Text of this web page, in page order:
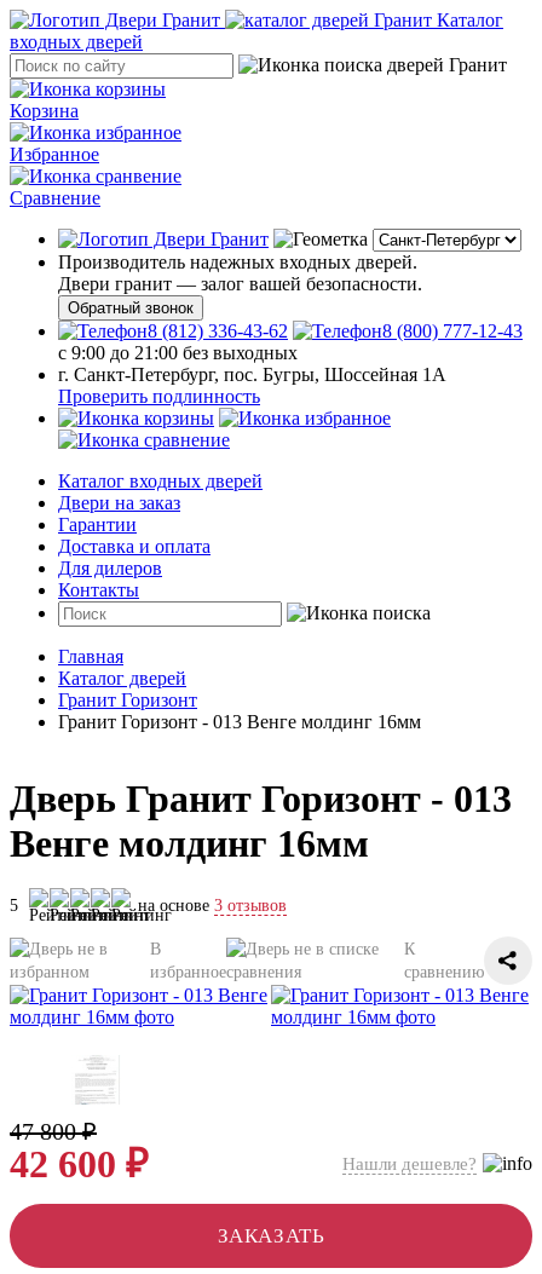
Каталог
входных дверей
Корзина
Избранное
Сравнение
Производитель надежных входных дверей.
Двери гранит — залог вашей безопасности.
Обратный звонок
8 (812) 336-43-62
8 (800) 777-12-43
с 9:00 до 21:00 без выходных
г. Санкт-Петербург, пос. Бугры, Шоссейная 1А
Проверить подлинность
Каталог входных дверей
Двери на заказ
Гарантии
Доставка и оплата
Для дилеров
Контакты
Главная
Каталог дверей
Гранит Горизонт
Гранит Горизонт - 013 Венге молдинг 16мм
Дверь Гранит Горизонт - 013
Венге молдинг 16мм
5 на основе 3 отзывов
В
избранное
К
сравнению
47 800 ₽
42 600 ₽ Нашли дешевле?
ЗАКАЗАТЬ